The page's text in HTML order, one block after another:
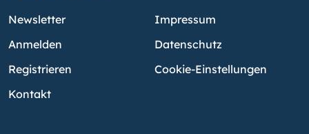
Newsletter
Anmelden
Registrieren
Kontakt
Impressum
Datenschutz
Cookie-Einstellungen